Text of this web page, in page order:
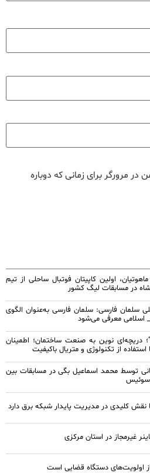
مرورگر برای زمانی که دوباره
اولین کاپیتان فوتبال ساحلی از تیم
در مسابقات لیگ کشور
سلمان فارسی: سلمان فارسی به‌عنوان الگوی
اسلامی معرفی می‌شود
دریچه‌ای نوین به صنعت ساختمان؛ اطمینان
از تکنولوژی و متریال باکیفیت
توسط محمد اسماعیل بگی در مسابقات بین
سوئیس
کلیدی در مدیریت پایدار شبکه برق دارد
اولویت‌های دستگاه قضایی است